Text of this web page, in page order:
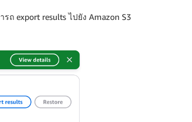
export results ไปยัง Amazon S3